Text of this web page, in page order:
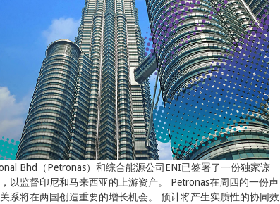
Bhd（Petronas）和综合能源公司ENI已签署了一份独家谅
以监督印尼和马来西亚的上游资产。 Petronas在周四的一份声
系将在两国创造重要的增长机会。 预计将产生实质性的协同效